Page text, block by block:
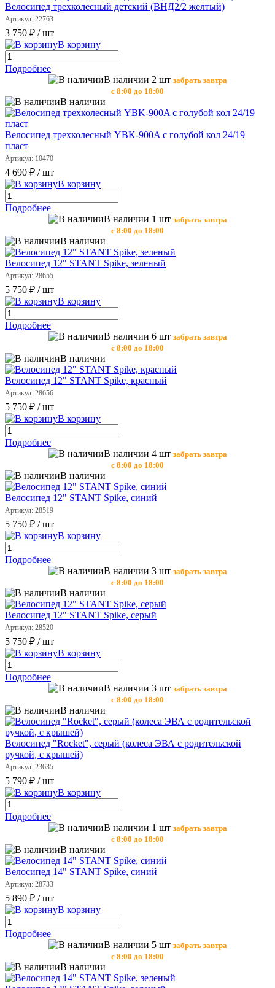
Велосипед трехколесный детский (ВНД2/2 желтый)
Артикул: 22763
3 750 ₽ / шт
В корзину
Подробнее
В наличии 2 шт забрать завтра
с 8:00 до 18:00
В наличии
Велосипед трехколесный YBK-900A с голубой кол 24/19
пласт
Артикул: 10470
4 690 ₽ / шт
В корзину
Подробнее
В наличии 1 шт забрать завтра
с 8:00 до 18:00
В наличии
Велосипед 12" STANT Spike, зеленый
Артикул: 28655
5 750 ₽ / шт
В корзину
Подробнее
В наличии 6 шт забрать завтра
с 8:00 до 18:00
В наличии
Велосипед 12" STANT Spike, красный
Артикул: 28656
5 750 ₽ / шт
В корзину
Подробнее
В наличии 4 шт забрать завтра
с 8:00 до 18:00
В наличии
Велосипед 12" STANT Spike, синий
Артикул: 28519
5 750 ₽ / шт
В корзину
Подробнее
В наличии 3 шт забрать завтра
с 8:00 до 18:00
В наличии
Велосипед 12" STANT Spike, серый
Артикул: 28520
5 750 ₽ / шт
В корзину
Подробнее
В наличии 3 шт забрать завтра
с 8:00 до 18:00
В наличии
Велосипед "Rocket", серый (колеса ЭВА с родительской
ручкой, с крышей)
Артикул: 23635
5 790 ₽ / шт
В корзину
Подробнее
В наличии 1 шт забрать завтра
с 8:00 до 18:00
В наличии
Велосипед 14" STANT Spike, синий
Артикул: 28733
5 890 ₽ / шт
В корзину
Подробнее
В наличии 5 шт забрать завтра
с 8:00 до 18:00
В наличии